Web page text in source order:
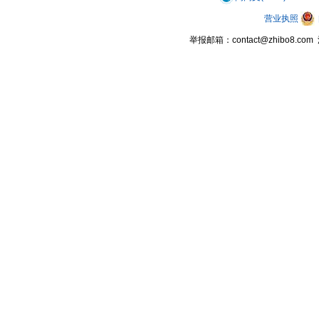
营业执照
举报邮箱：